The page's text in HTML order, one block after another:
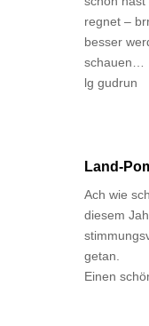
regnet –
besser
schauen…
lg gudrun
Land-
Ach wie
diesem
getan.
Einen